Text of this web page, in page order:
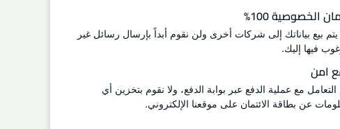
الخصوصية 100%
بيع بياناتك إلى شركات أخرى ولن نقوم أبداً بإرسال رسائل غير
فيها إليك.
امن
التعامل مع عملية الدفع عبر بوابة الدفع، ولا نقوم بتخزين أي
عن بطاقة الائتمان على موقعنا الإلكتروني.